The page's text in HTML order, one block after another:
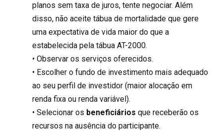
planos sem taxa de juros, tente negociar. Além
disso, não aceite tábua de mortalidade que gere
uma expectativa de vida maior do que a
estabelecida pela tábua AT-2000.
• Observar os serviços oferecidos.
• Escolher o fundo de investimento mais adequado
ao seu perfil de investidor (maior alocação em
renda fixa ou renda variável).
• Selecionar os beneficiários que receberão os
recursos na ausência do participante.